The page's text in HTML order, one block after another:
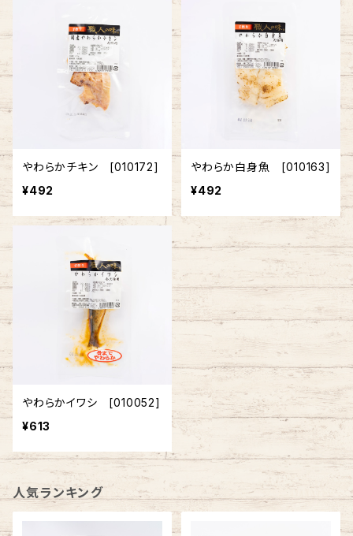
やわらかチキン [010172]
¥492
やわらか白身魚 [010163]
¥492
やわらかイワシ [010052]
¥613
人気ランキング